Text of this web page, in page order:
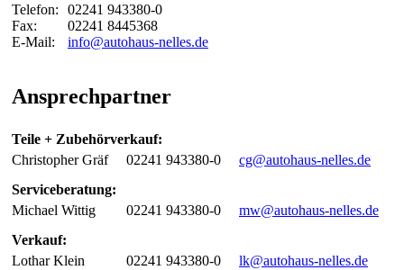
Telefon:
02241 943380-0
Fax:
02241 8445368
E-Mail:
info@autohaus-nelles.de
Ansprechpartner
Teile + Zubehörverkauf:
Christopher Gräf
02241 943380-0
cg@autohaus-nelles.de
Serviceberatung:
Michael Wittig
02241 943380-0
mw@autohaus-nelles.de
Verkauf:
Lothar Klein
02241 943380-0
lk@autohaus-nelles.de